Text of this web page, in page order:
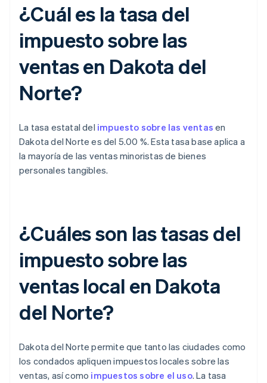
¿Cuál es la tasa del
impuesto sobre las
ventas en Dakota del
Norte?
La tasa estatal del impuesto sobre las ventas en
Dakota del Norte es del 5.00 %. Esta tasa base aplica a
la mayoría de las ventas minoristas de bienes
personales tangibles.
¿Cuáles son las tasas del
impuesto sobre las
ventas local en Dakota
del Norte?
Dakota del Norte permite que tanto las ciudades como
los condados apliquen impuestos locales sobre las
ventas, así como impuestos sobre el uso. La tasa